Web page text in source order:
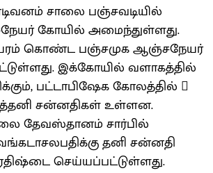
சாலை பஞ்சவடியில்
கோயில் அமைந்துள்ளது.
கொண்ட பஞ்சமுக ஆஞ்சநேயர்
இக்கோயில் வளாகத்தில்
பட்டாபிஷேக கோலத்தில் 
சன்னதிகள் உள்ளன.
தேவஸ்தானம் சார்பில்
தனி சன்னதி
செய்யப்பட்டுள்ளது.